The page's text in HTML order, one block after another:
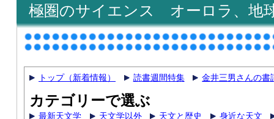
極圏のサイエンス オーロラ、地
トップ（新着情報） 読書週間特集 金井三男さんの書
カテゴリーで選ぶ
最新天文学 天文学以外 天文と歴史
身近な天文